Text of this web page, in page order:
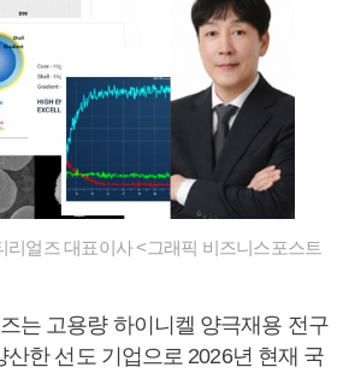
리얼즈 대표이사 <그래픽 비즈니스포스트
는 고용량 하이니켈 양극재용 전구
산한 선도 기업으로 2026년 현재 국